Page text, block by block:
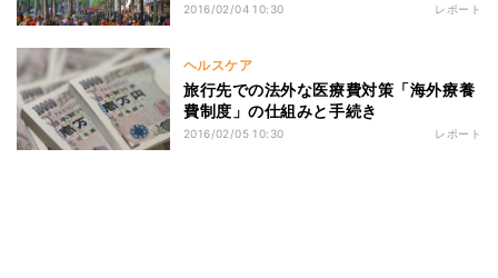
2016/02/04 10:30 レポート
ヘルスケア
旅行先での法外な医療費対策「海外療養
費制度」の仕組みと手続き
2016/02/05 10:30 レポート